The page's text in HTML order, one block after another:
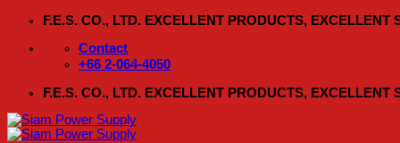
Skip
content
F.E.S. CO., LTD. EXCELLENT PRODUCTS, EXCELLENT
Contact
+66 2-064-4050
F.E.S. CO., LTD. EXCELLENT PRODUCTS, EXCELLENT